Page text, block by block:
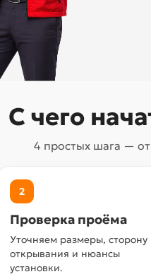
С чего
4 простых шага —
2
Проверка проёма
Уточняем размеры, сторону
открывания и нюансы
установки.